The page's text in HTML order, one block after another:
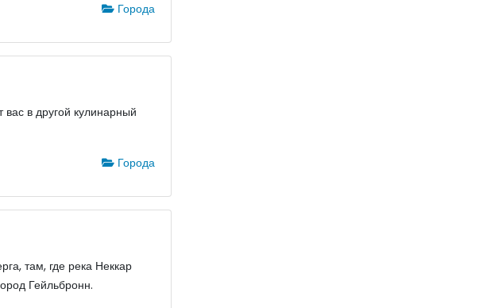
Города
в другой кулинарный
Города
там, где река Неккар
Гейльбронн.